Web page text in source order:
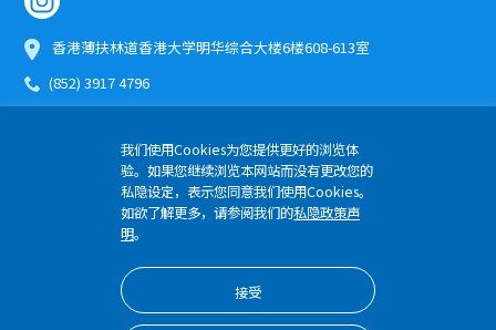
我们使用Cookies为您提供更好的浏览体
验。如果您继续浏览本网站而没有更改您的
私隐设定，表示您同意我们使用Cookies。
如欲了解更多，请参阅我们的私隐政策声
明。
接受
香港薄扶林道香港大学明华综合大楼6楼608-613室
(852) 3917 4796
版权所有 © 2024 优质教育基金 香港大学教育学院